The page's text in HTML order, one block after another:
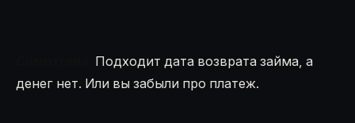
Подходит дата возврата займа, а
денег нет. Или вы забыли про платеж.